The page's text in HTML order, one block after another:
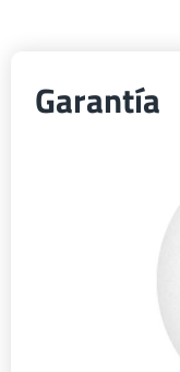
Garantía